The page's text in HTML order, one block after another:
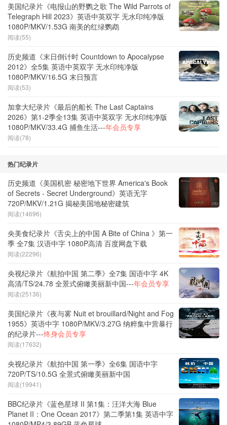
美国纪录片《电报山的野鹦之歌 The Wild Parrots of
Telegraph Hill 2023》英语中英双字 无水印纯净版
1080P/MKV/1.53G 南美的红绿鹦鹉
阅读(55)
历史频道《末日倒计时 Countdown to Apocalypse
2012》全5集 英语中英双字 无水印纯净版
1080P/MKV/16.5G 末日预言
阅读(53)
加拿大纪录片《最后的船长 The Last Captains
2026》第1-2季全13集 英语中英双字 无水印纯净版
1080P/MKV/33.4G 捕鱼生活---年会员专享
阅读(78)
热门纪录片
历史频道《美国机密 秘密地下世界 America's Book
of Secrets - Secret Underground》英语无字
720P/MKV/1.21G 揭秘美国地秘密建筑
阅读(14696)
央美食纪录片《舌尖上的中国 A Bite of China 》第一
季 全7集 汉语中字 1080P高清 百度网盘下载
阅读(22296)
央视纪录片《航拍中国 第二季》全7集 国语中字 4K
高清/TS/24.78 全景式俯瞰美丽新中国---年会员专享
阅读(25136)
美国纪录片《夜与雾 Nuit et brouillard/Night and Fog
1955》英语中字 1080P/MKV/3.27G 纳粹集中营暴行
的纪录片---终身会员专享
阅读(17632)
央视纪录片《航拍中国 第一季》全6集 国语中字
720P/TS/10.5G 全景式俯瞰美丽新中国
阅读(19941)
BBC纪录片《蓝色星球 II 第1集：汪洋大海 Blue
Planet II：One Ocean 2017》第二季第1集 英语中字